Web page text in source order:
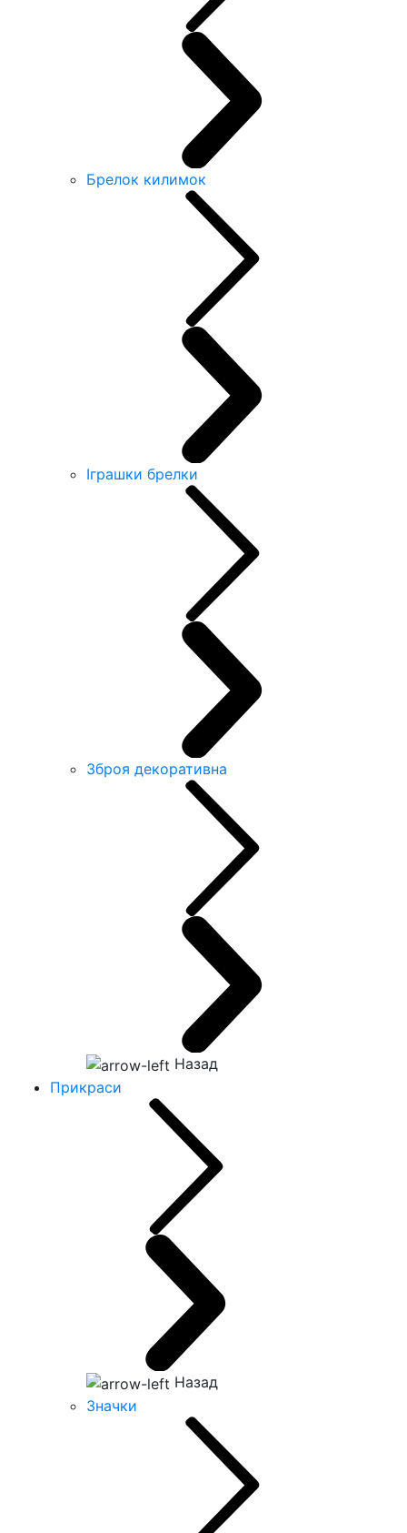
Брелок килимок
Іграшки брелки
Зброя декоративна
Назад
Прикраси
Назад
Значки